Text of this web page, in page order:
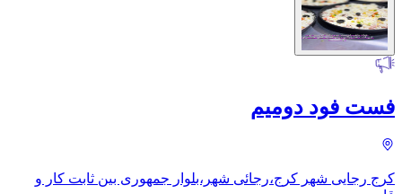
فست فود دومیم
کرج رجایی شهر کرج،رجائی شهر،بلوار جمهوری بین ثابت کار و